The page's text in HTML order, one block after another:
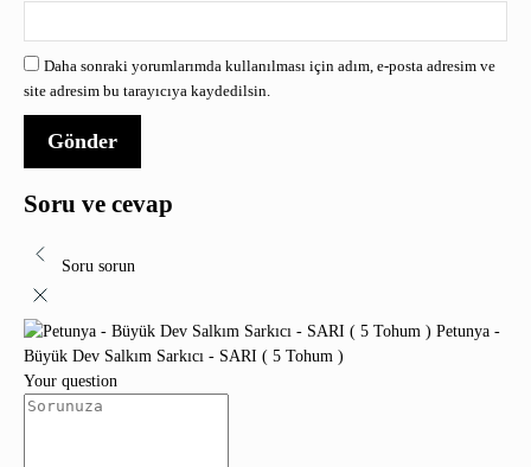
Daha sonraki yorumlarımda kullanılması için adım, e-posta adresim ve
site adresim bu tarayıcıya kaydedilsin.
Soru ve cevap
Soru sorun
Petunya -
Büyük Dev Salkım Sarkıcı - SARI ( 5 Tohum )
Your question